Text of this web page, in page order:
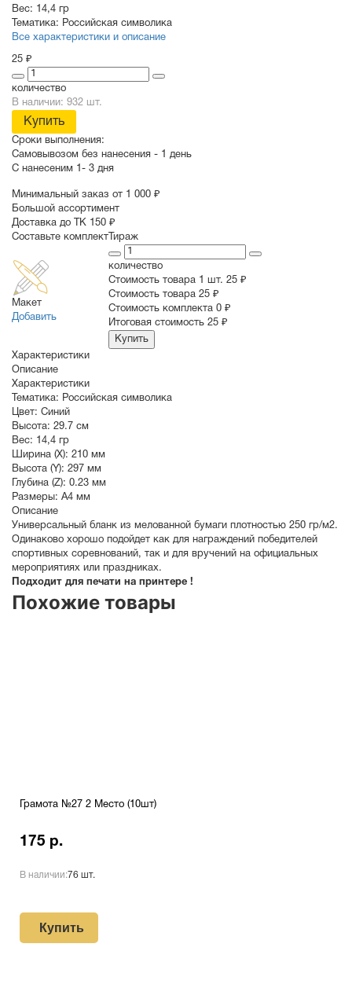
Вес: 14,4 гр
Тематика: Российская символика
Все характеристики и описание
25 ₽
количество
В наличии: 932 шт.
Купить
Сроки выполнения:
Самовывозом без нанесения -
1 день
С нанесеним
1- 3 дня
Минимальный заказ от 1 000 ₽
Большой ассортимент
Доставка до ТК 150 ₽
Составьте комплект
Макет
Добавить
Тираж
количество
Стоимость товара 1 шт. 25 ₽
Cтоимость товара 25 ₽
Стоимость комплекта 0 ₽
Итоговая стоимость 25 ₽
Купить
Характеристики
Описание
Характеристики
Тематика: Российская символика
Цвет: Синий
Высота: 29.7 см
Вес: 14,4 гр
Ширина (X): 210 мм
Высота (Y): 297 мм
Глубина (Z): 0.23 мм
Размеры: A4 мм
Описание
Универсальный бланк из мелованной бумаги плотностью 250 гр/м2.
Одинаково хорошо подойдет как для награждений победителей
спортивных соревнований, так и для вручений на официальных
мероприятиях или праздниках.
Подходит для печати на принтере !
Похожие товары
Грамота №27 2 Место (10шт)
175 р.
В наличии:76 шт.
Купить